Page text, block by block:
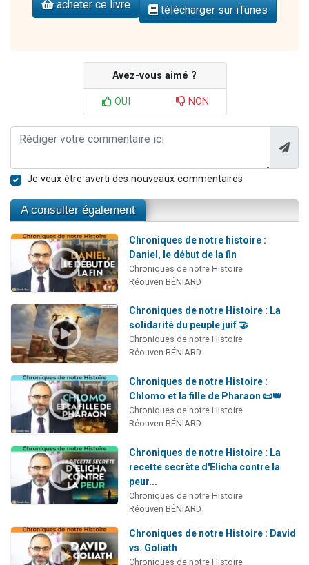
acheter ce livre télécharger sur iTunes
Avez-vous aimé ?
OUI NON
Je veux être averti des nouveaux commentaires
A consulter également
Chroniques de notre histoire :
Daniel, le début de la fin
Chroniques de notre Histoire
Réouven BÉNIARD
Chroniques de notre Histoire : La
solidarité du peuple juif 🤝
Chroniques de notre Histoire
Réouven BÉNIARD
Chroniques de notre Histoire :
Chlomo et la fille de Pharaon 📜👑
Chroniques de notre Histoire
Réouven BÉNIARD
Chroniques de notre Histoire : La
recette secrète d'Elicha contre la
peur...
Chroniques de notre Histoire
Réouven BÉNIARD
Chroniques de notre Histoire : David
vs. Goliath
Chroniques de notre Histoire